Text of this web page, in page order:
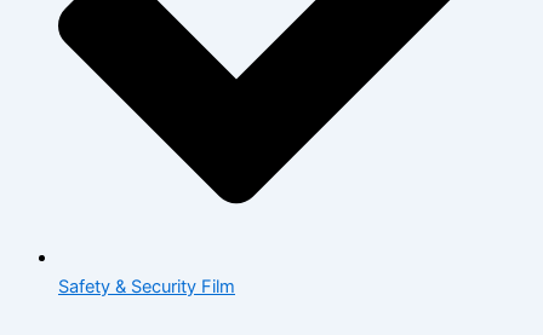
Safety & Security Film